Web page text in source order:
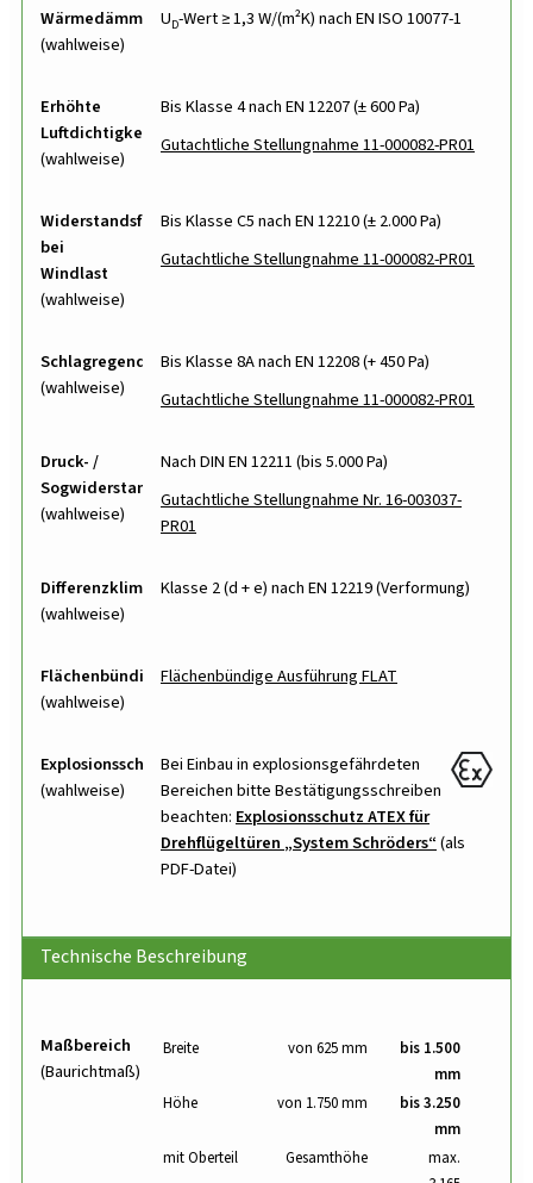
Wärmedämmung
(wahlweise)
UD-Wert ≥ 1,3 W/(m²K) nach EN ISO 10077-1
Erhöhte
Luftdichtigkeit
(wahlweise)
Bis Klasse 4 nach EN 12207 (± 600 Pa)
Gutachtliche Stellungnahme 11-000082-PR01
Widerstandsfähigkeit
bei
Windlast
(wahlweise)
Bis Klasse C5 nach EN 12210 (± 2.000 Pa)
Gutachtliche Stellungnahme 11-000082-PR01
Schlagregendichtheit
(wahlweise)
Bis Klasse 8A nach EN 12208 (+ 450 Pa)
Gutachtliche Stellungnahme 11-000082-PR01
Druck- /
Sogwiderstand
(wahlweise)
Nach DIN EN 12211 (bis 5.000 Pa)
Gutachtliche Stellungnahme Nr. 16-003037-
PR01
Differenzklima
(wahlweise)
Klasse 2 (d + e) nach EN 12219 (Verformung)
Flächenbündig
(wahlweise)
Flächenbündige Ausführung FLAT
Explosionsschutz
(wahlweise)
Bei Einbau in explosionsgefährdeten
Bereichen bitte Bestätigungs­schreiben
beachten:Explosionsschutz ATEX für
Drehflügeltüren System Schröders (als
PDF-Datei)
Technische Beschreibung
Maßbereich
(Baurichtmaß)
Breite von 625 mm
bis 1.500
mm
Höhe
von 1.750 mm
bis 3.250
mm
mit Oberteil
Gesamthöhe
max.